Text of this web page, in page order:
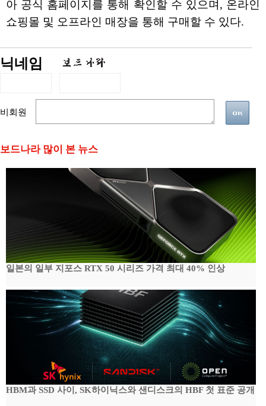
아 공식 홈페이지를 통해 확인할 수 있으며, 온라인
쇼핑몰 및 오프라인 매장을 통해 구매할 수 있다.
닉네임
비회원
보드나라 많이 본 뉴스
일본의 일부 지포스 RTX 50 시리즈 가격 최대 40% 인상
HBM과 SSD 사이, SK하이닉스와 샌디스크의 HBF 첫 표준 공개